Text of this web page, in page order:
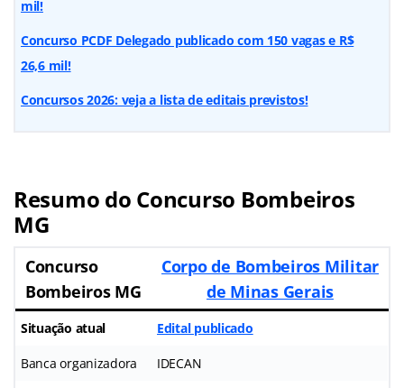
mil!
Concurso PCDF Delegado publicado com 150 vagas e R$
26,6 mil!
Concursos 2026: veja a lista de editais previstos!
Resumo do Concurso Bombeiros
MG
Concurso
Bombeiros MG
Corpo de Bombeiros Militar
de Minas Gerais
Situação atual Edital publicado
Banca organizadora IDECAN